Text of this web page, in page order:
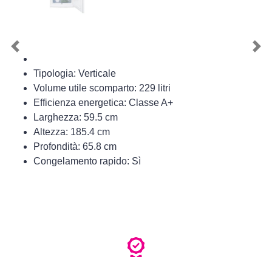
Tipologia: Verticale
Volume utile scomparto: 229 litri
Efficienza energetica: Classe A+
Larghezza: 59.5 cm
Altezza: 185.4 cm
Profondità: 65.8 cm
Congelamento rapido: Sì
Previous